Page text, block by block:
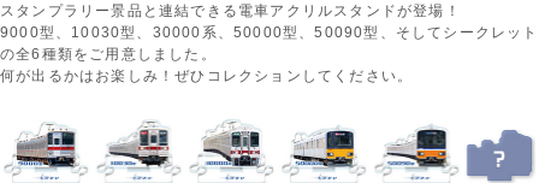
スタンプラリー景品と連結できる電車アクリルスタンドが登場！
9000型、10030型、30000系、50000型、50090型、そしてシークレット
の全6種類をご用意しました。
何が出るかはお楽しみ！ぜひコレクションしてください。